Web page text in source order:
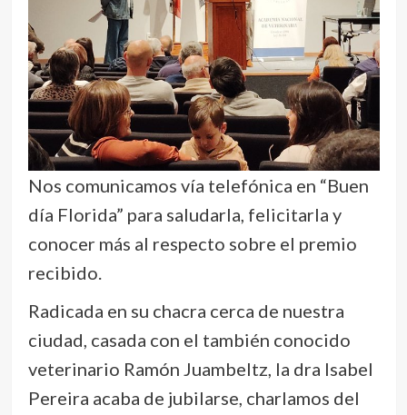
Nos comunicamos vía telefónica en “Buen
día Florida” para saludarla, felicitarla y
conocer más al respecto sobre el premio
recibido.
Radicada en su chacra cerca de nuestra
ciudad, casada con el también conocido
veterinario Ramón Juambeltz, la dra Isabel
Pereira acaba de jubilarse, charlamos del